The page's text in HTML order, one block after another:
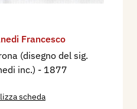
Francesco
(disegno del sig.
inc.) - 1877
scheda